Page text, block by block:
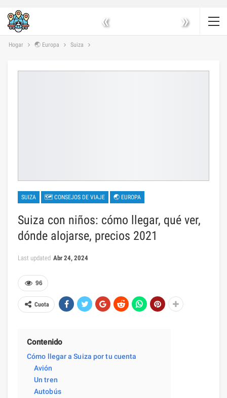
« »
Hogar 🌏 Europa Suiza
SUIZA 🗺 CONSEJOS DE VIAJE 🌏 EUROPA
Suiza con niños: cómo llegar, qué ver,
dónde alojarse, precios 2021
Last updated Abr 24, 2024
96
Cuota
Contenido
Cómo llegar a Suiza por tu cuenta
Avión
Un tren
Autobús